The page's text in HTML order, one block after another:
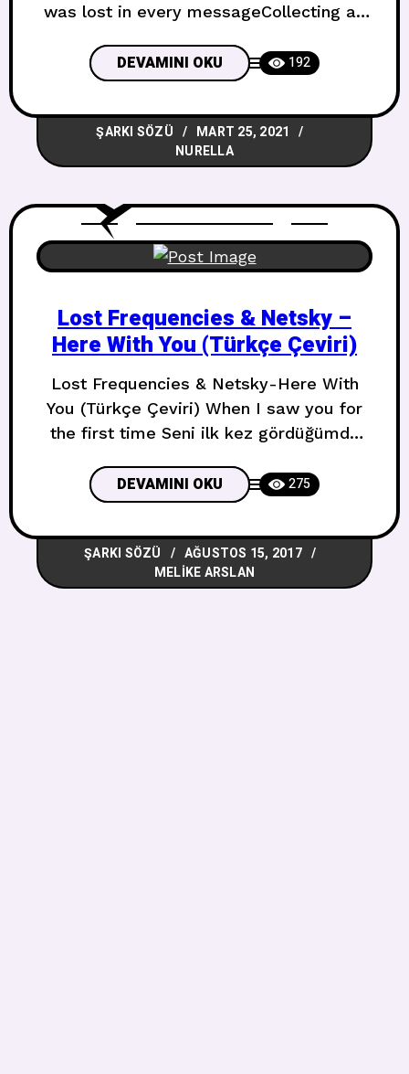
was lost in every messageCollecting all
secretWhen I saw you for the second
timePain slowly dries, love lost its
prideBe careful as you leaveSeni ilk kez
gördüğümdeGünler geçiyorduHavalara
uçmuştukHer mesajda
topluyordumSır gibi hissettirdiSeni
DEVAMINI OKU 192
ŞARKI SÖZÜ
MART 25, 2021
NURELLA
Lost Frequencies & Netsky –
Here With You (Türkçe Çeviri)
Lost Frequencies & Netsky-Here With
You (Türkçe Çeviri) When I saw you for
the first time Seni ilk kez gördüğümde
We were spinning high Biz yükseğe
çeviriyorduk I was lost in every message
Her mesajda kayboldum Collecting all
your different pieces Senin tüm farklı
parçalarını topluyorum Felt like a
DEVAMINI OKU 275
ŞARKI SÖZÜ
AĞUSTOS 15, 2017
MELIKE ARSLAN